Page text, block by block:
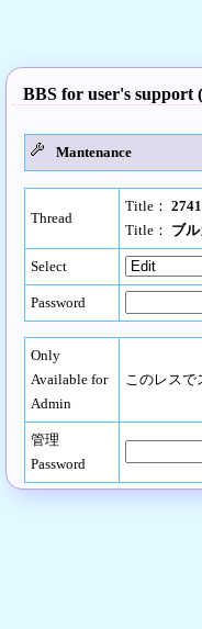
BBS for user's support
Mantenance
Thread
Title： 2741
Title： ブ
Select
Password
Only
Available for
Admin
このレスで
管理
Password